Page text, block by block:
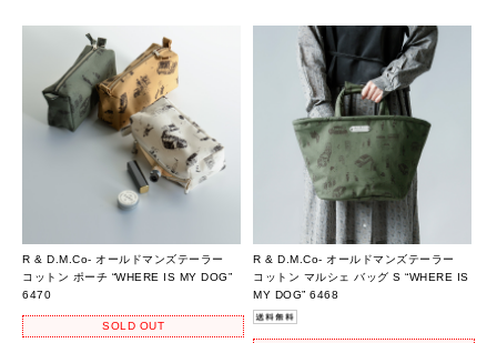
R & D.M.Co- オールドマンズテーラー
コットン ポーチ “WHERE IS MY DOG”
6470
SOLD OUT
R & D.M.Co- オールドマンズテーラー
コットン マルシェ バッグ S “WHERE IS
MY DOG” 6468